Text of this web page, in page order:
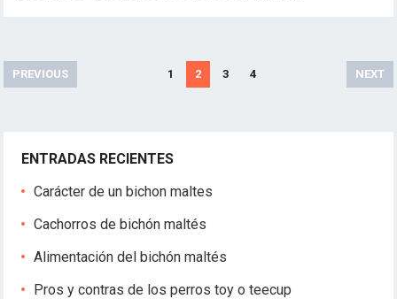
NPREVIOUS 1 2 3 4 NEXT
ENTRADAS RECIENTES
Carácter de un bichon maltes
Cachorros de bichón maltés
Alimentación del bichón maltés
Pros y contras de los perros toy o teecup